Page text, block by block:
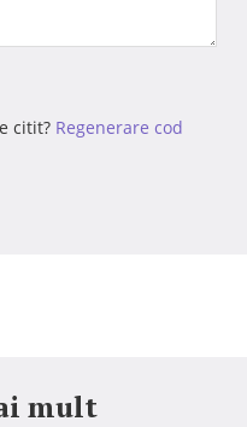
citit? Regenerare cod
mult